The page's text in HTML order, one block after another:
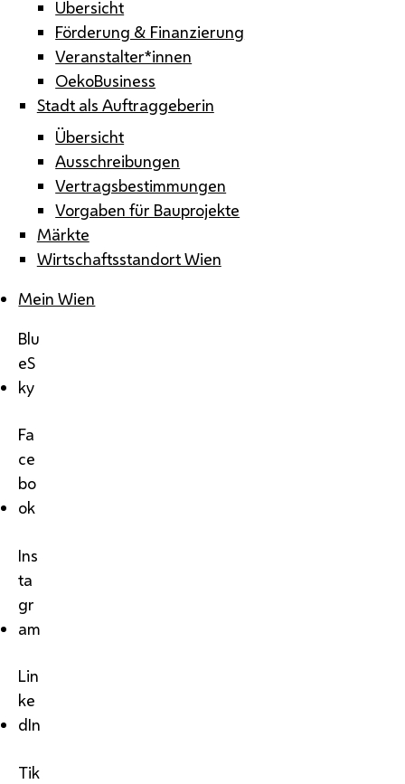
Übersicht
Förderung & Finanzierung
Veranstalter*innen
OekoBusiness
Stadt als Auftraggeberin
Übersicht
Ausschreibungen
Vertragsbestimmungen
Vorgaben für Bauprojekte
Märkte
Wirtschaftsstandort Wien
Mein Wien
Blu
eS
ky
Fa
ce
bo
ok
Ins
ta
gr
am
Lin
ke
dIn
Tik